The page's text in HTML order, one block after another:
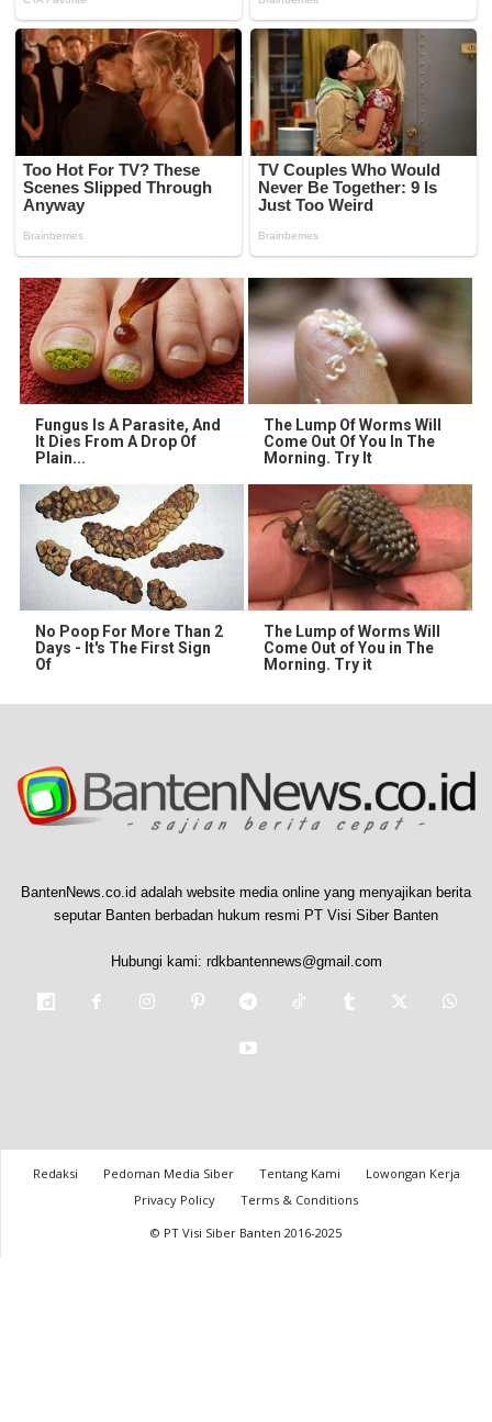
Fungus Is A Parasite, And
It Dies From A Drop Of
Plain...
The Lump Of Worms Will
Come Out Of You In The
Morning. Try It
No Poop For More Than 2
Days - It's The First Sign
Of
The Lump of Worms Will
Come Out of You in The
Morning. Try it
BantenNews.co.id adalah website media online yang menyajikan berita
seputar Banten berbadan hukum resmi PT Visi Siber Banten
Hubungi kami: rdkbantennews@gmail.com
Redaksi Pedoman Media Siber Tentang Kami
Lowongan Kerja
Privacy Policy
Terms & Conditions
© PT Visi Siber Banten 2016-2025